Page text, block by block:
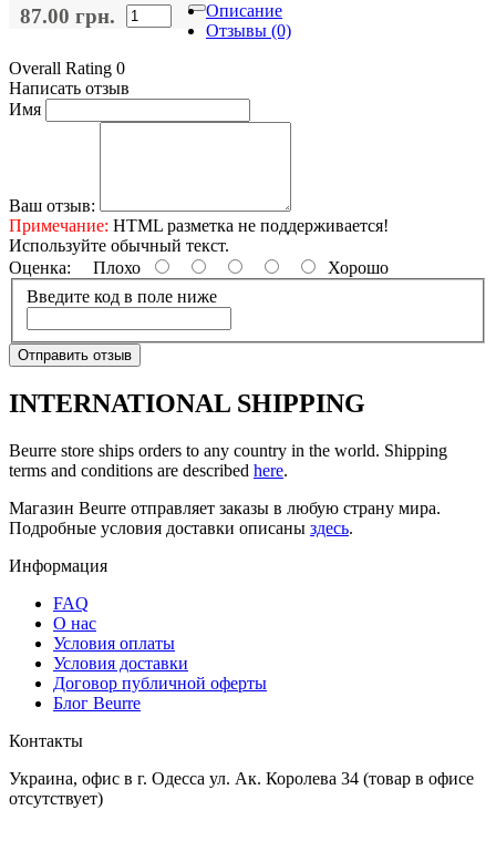
87.00 грн.
Описание
Отзывы (0)
Overall Rating 0
Написать отзыв
Имя
Ваш отзыв:
Примечание: HTML разметка не поддерживается!
Используйте обычный текст.
Оценка: Плохо
Хорошо
Введите код в поле ниже
Отправить отзыв
INTERNATIONAL SHIPPING
Beurre store ships orders to any country in the world. Shipping
terms and conditions are described here.
Магазин Beurre отправляет заказы в любую страну мира.
Подробные условия доставки описаны здесь.
Информация
FAQ
O нас
Условия оплаты
Условия доставки
Договор публичной оферты
Блог Beurre
Контакты
Украина, офис в г. Одесса ул. Ак. Королева 34 (товар в офисе
отсутствует)